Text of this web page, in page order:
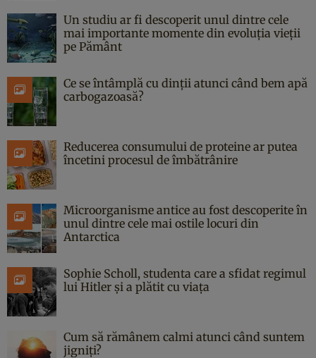
Un studiu ar fi descoperit unul dintre cele
mai importante momente din evoluția vieții
pe Pământ
Ce se întâmplă cu dinții atunci când bem apă
carbogazoasă?
Reducerea consumului de proteine ar putea
încetini procesul de îmbătrânire
Microorganisme antice au fost descoperite în
unul dintre cele mai ostile locuri din
Antarctica
Sophie Scholl, studenta care a sfidat regimul
lui Hitler și a plătit cu viața
Cum să rămânem calmi atunci când suntem
jigniți?